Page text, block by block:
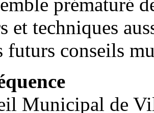
prématuré
et techniques
futurs conseils
Municipal de